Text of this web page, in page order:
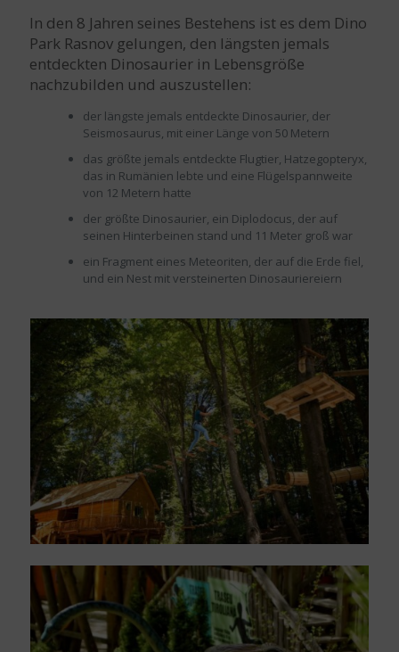
In den 8 Jahren seines Bestehens ist es dem Dino
Park Rasnov gelungen, den längsten jemals
entdeckten Dinosaurier in Lebensgröße
nachzubilden und auszustellen:
der längste jemals entdeckte Dinosaurier, der
Seismosaurus, mit einer Länge von 50 Metern
das größte jemals entdeckte Flugtier, Hatzegopteryx,
das in Rumänien lebte und eine Flügelspannweite
von 12 Metern hatte
der größte Dinosaurier, ein Diplodocus, der auf
seinen Hinterbeinen stand und 11 Meter groß war
ein Fragment eines Meteoriten, der auf die Erde fiel,
und ein Nest mit versteinerten Dinosauriereiern